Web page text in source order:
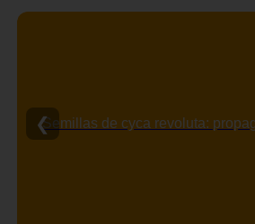
Semillas de cyca revoluta:
❮